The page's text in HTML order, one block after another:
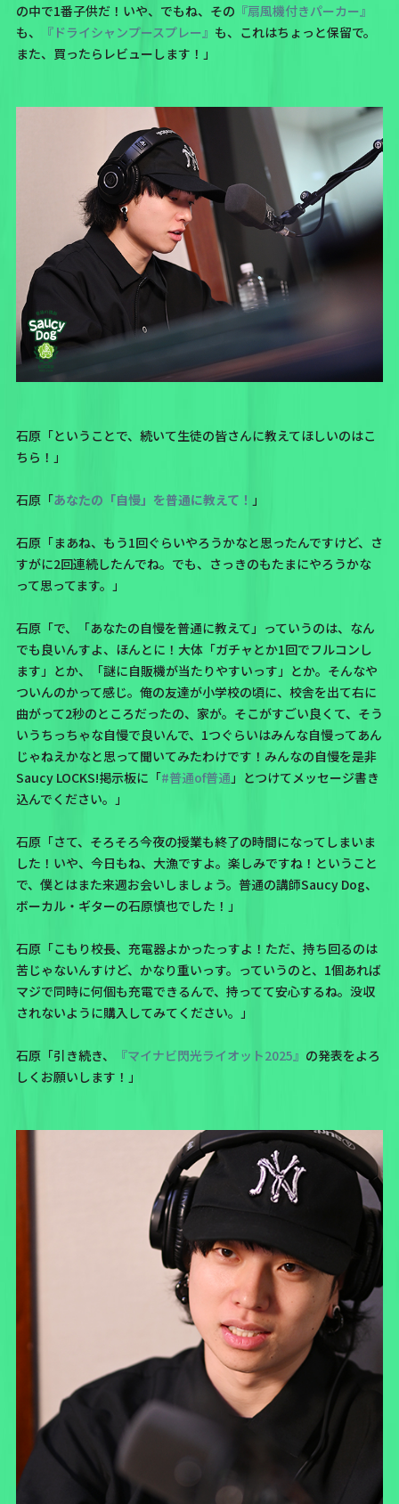
の中で1番子供だ！いや、でもね、その 『扇風機付きパーカー』
も、
『ドライシャンプースプレー』 も、これはちょっと保留で。
また、買ったらレビューします！」
石原「ということで、続いて生徒の皆さんに教えてほしいのはこ
ちら！」
石原「あなたの「自慢」を普通に教えて！ 」
石原「まあね、もう1回ぐらいやろうかなと思ったんですけど、さ
すがに2回連続したんでね。でも、さっきのもたまにやろうかな
って思ってます。」
石原「で、「あなたの自慢を普通に教えて」っていうのは、なん
でも良いんすよ、ほんとに！大体「ガチャとか1回でフルコンし
ます」とか、「謎に自販機が当たりやすいっす」とか。そんなや
ついんのかって感じ。俺の友達が小学校の頃に、校舎を出て右に
曲がって2秒のところだったの、家が。そこがすごい良くて、そう
いうちっちゃな自慢で良いんで、1つぐらいはみんな自慢ってあん
じゃねえかなと思って聞いてみたわけです！みんなの自慢を是非
Saucy LOCKS!掲示板に「#普通of普通 」とつけてメッセージ書き
込んでください。」
石原「さて、そろそろ今夜の授業も終了の時間になってしまいま
した！いや、今日もね、大漁ですよ。楽しみですね！ということ
で、僕とはまた来週お会いしましょう。普通の講師Saucy Dog、
ボーカル・ギターの石原慎也でした！」
石原「こもり校長、充電器よかったっすよ！ただ、持ち回るのは
苦じゃないんすけど、かなり重いっす。っていうのと、1個あれば
マジで同時に何個も充電できるんで、持ってて安心するね。没収
されないように購入してみてください。」
石原「引き続き、 『マイナビ閃光ライオット2025』 の発表をよろ
しくお願いします！」